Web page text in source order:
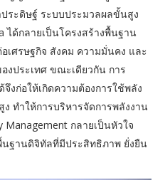
ะดิษฐ์ ระบบประมวลผลขั้นสูง
ได้กลายเป็นโครงสร้างพื้นฐาน
ศรษฐกิจ สังคม ความมั่นคง และ
ประเทศ ขณะเดียวกัน การ
งก่อให้เกิดความต้องการใช้พลัง
ทำให้การบริหารจัดการพลังงาน
Management กลายเป็นหัวใจ
ฐานดิจิทัลที่มีประสิทธิภาพ ยั่งยืน